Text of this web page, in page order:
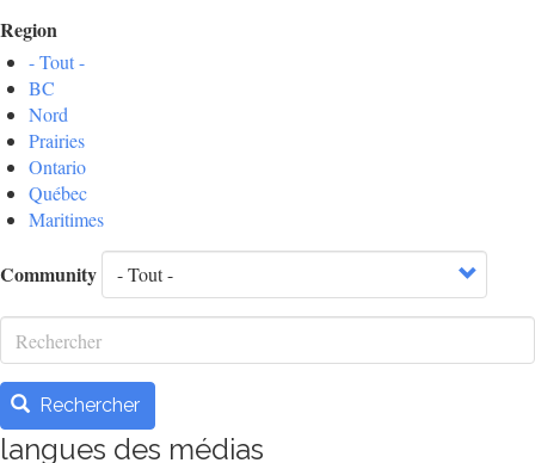
Region
- Tout -
BC
Nord
Prairies
Ontario
Québec
Maritimes
Community
Rechercher
Rechercher
langues des médias